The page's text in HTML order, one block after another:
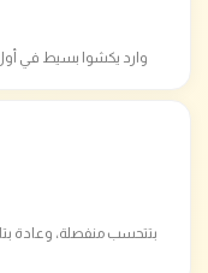
وارد يكشوا بسيط في أول غسيل،
بتتحسب منفصلة، وعادة